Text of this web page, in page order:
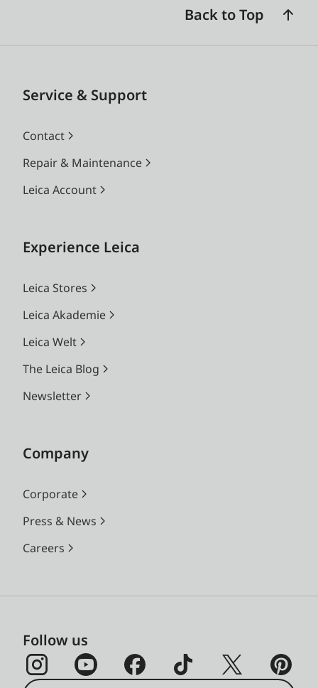
Back to Top
Service & Support
Contact
Repair & Maintenance
Leica Account
Experience Leica
Leica Stores
Leica Akademie
Leica Welt
The Leica Blog
Newsletter
Company
Corporate
Press & News
Careers
Follow us